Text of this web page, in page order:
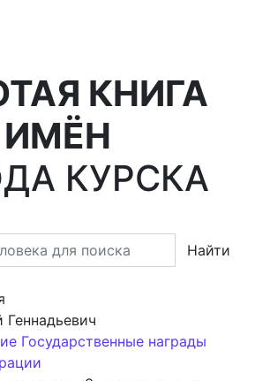
КНИГА
ИМЁН
КУРСКА
Найти
Геннадьевич
Государственные награды